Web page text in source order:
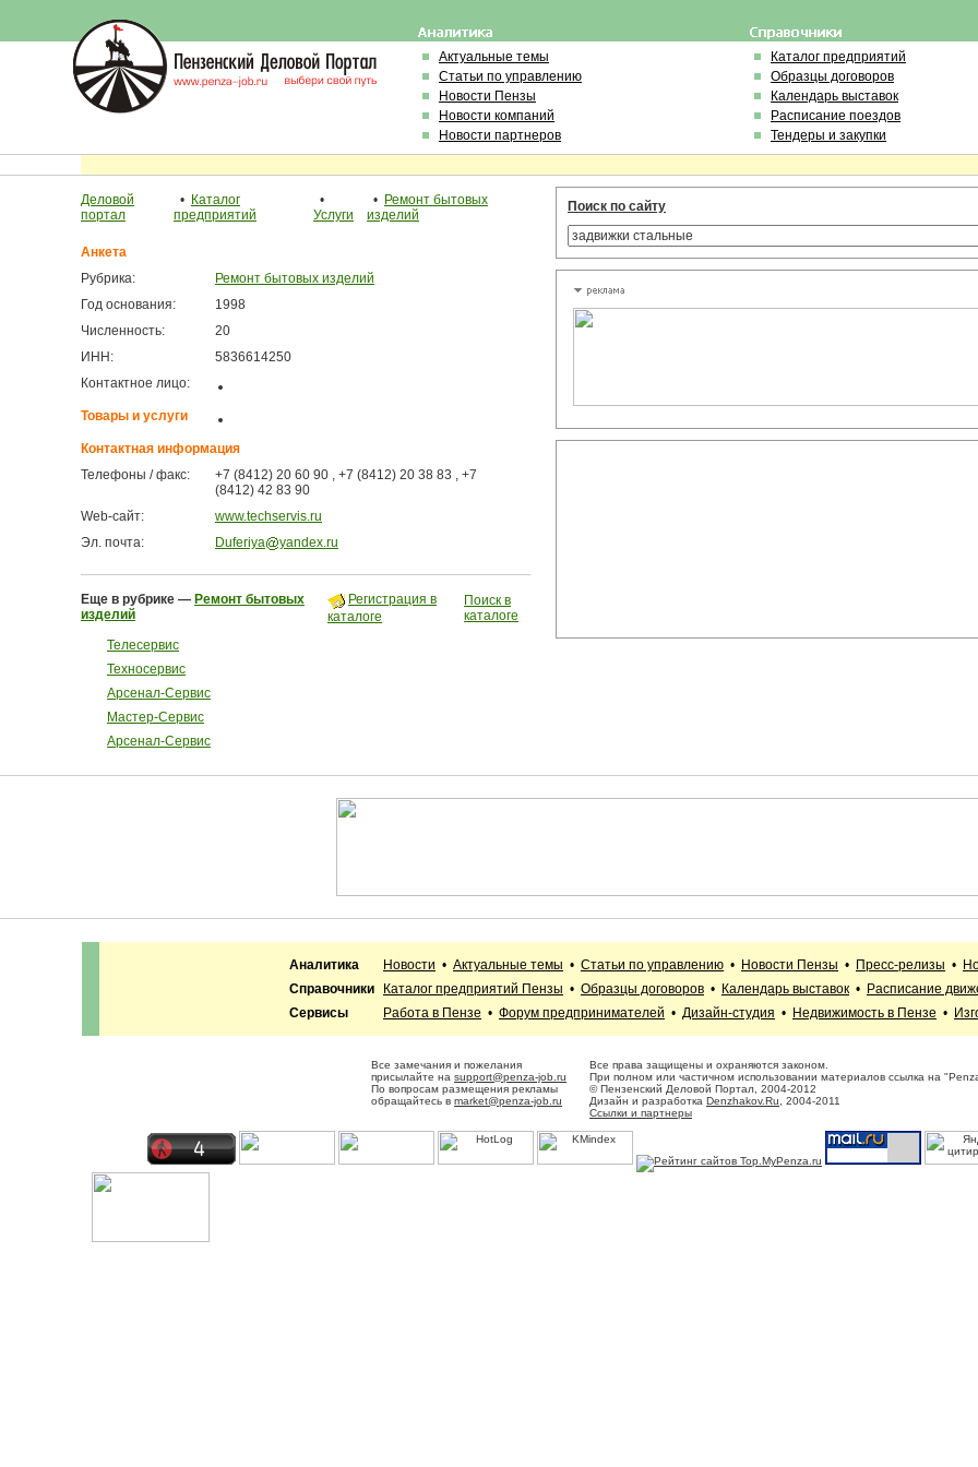
Актуальные темы
Статьи по управлению
Новости Пензы
Новости компаний
Новости партнеров
Каталог предприятий
Образцы договоров
Календарь выставок
Расписание поездов
Тендеры и закупки
Деловой
портал
• Каталог
предприятий
•
Услуги
• Ремонт бытовых
изделий
Анкета
Рубрика:
Ремонт бытовых изделий
Год основания:
1998
Численность:
20
ИНН:
5836614250
Контактное лицо:
Товары и услуги
Контактная информация
Телефоны / факс:
+7 (8412) 20 60 90 , +7 (8412) 20 38 83 , +7
(8412) 42 83 90
Web-сайт:
www.techservis.ru
Эл. почта:
Duferiya yandex.ru
Еще в рубрике — Ремонт бытовых
изделий
Телесервис
Техносервис
Арсенал-Сервис
Мастер-Сервис
Арсенал-Сервис
Регистрация в
каталоге
Поиск в
каталоге
Поиск по сайту
Аналитика Новости • Актуальные темы • Статьи по управлению • Новости Пензы • Пресс-релизы •
Справочники
Каталог предприятий Пензы • Образцы договоров • Календарь выставок • Расписание
Сервисы
Работа в Пензе • Форум предпринимателей • Дизайн-студия • Недвижимость в Пензе •
Все замечания и пожелания
присылайте на support@penza-job.ru
По вопросам размещения рекламы
обращайтесь в market@penza-job.ru
Все права защищены и охраняются законом.
При полном или частичном использовании материалов ссылка на
© Пензенский Деловой Портал, 2004-2012
Дизайн и разработка Denzhakov.Ru , 2004-2011
Ссылки и партнеры